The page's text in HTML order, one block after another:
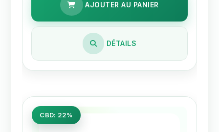
AJOUTER AU PANIER
DÉTAILS
CBD: 22%